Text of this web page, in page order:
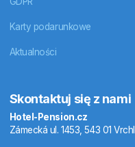
Karty podarunkowe
Aktualności
Skontaktuj się z nami
Hotel-Pension.cz
Zámecká ul. 1453, 543 01